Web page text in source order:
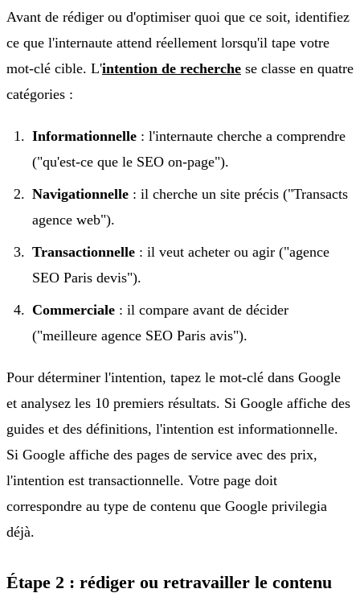
Avant de rédiger ou d'optimiser quoi que ce soit, identifiez
ce que l'internaute attend réellement lorsqu'il tape votre
mot-clé cible. L'intention de recherche se classe en quatre
catégories :
Informationnelle : l'internaute cherche a comprendre
("qu'est-ce que le SEO on-page").
Navigationnelle : il cherche un site précis ("Transacts
agence web").
Transactionnelle : il veut acheter ou agir ("agence
SEO Paris devis").
Commerciale : il compare avant de décider
("meilleure agence SEO Paris avis").
Pour déterminer l'intention, tapez le mot-clé dans Google
et analysez les 10 premiers résultats. Si Google affiche des
guides et des définitions, l'intention est informationnelle.
Si Google affiche des pages de service avec des prix,
l'intention est transactionnelle. Votre page doit
correspondre au type de contenu que Google privilegia
déjà.
Étape 2 : rédiger ou retravailler le contenu